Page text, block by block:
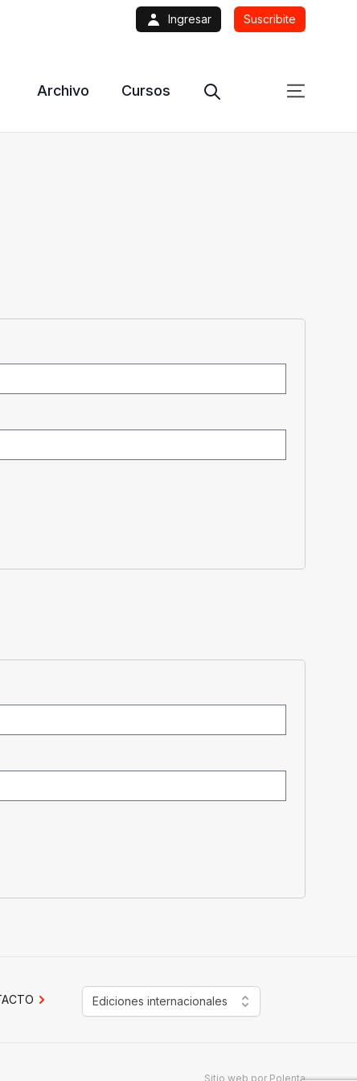
Ingresar Suscribite
Archivo Cursos
Ediciones internacionales
Sitio web por Polenta